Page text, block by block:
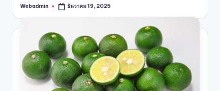
Posted
Webadmin ธันวาคม 19, 2025